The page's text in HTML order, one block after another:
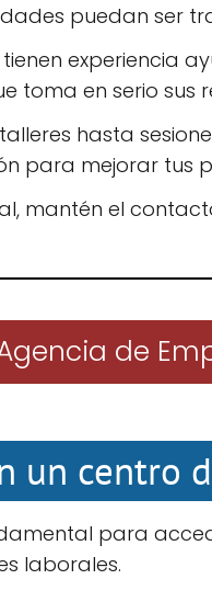
puedan ser
experiencia
toma en serio sus
hasta
para mejorar tus
mantén el
de
un centro
para
laborales.